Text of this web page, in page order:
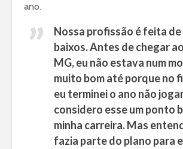
ano.
Nossa profissão é feita
baixos. Antes de chegar
MG, eu não estava num
muito bom até porque no
eu terminei o ano não
considero esse um ponto
minha carreira. Mas
fazia parte do plano para